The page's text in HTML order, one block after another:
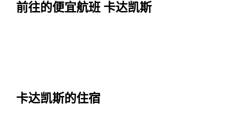
前往的便宜航班 卡达凯斯
卡达凯斯的住宿